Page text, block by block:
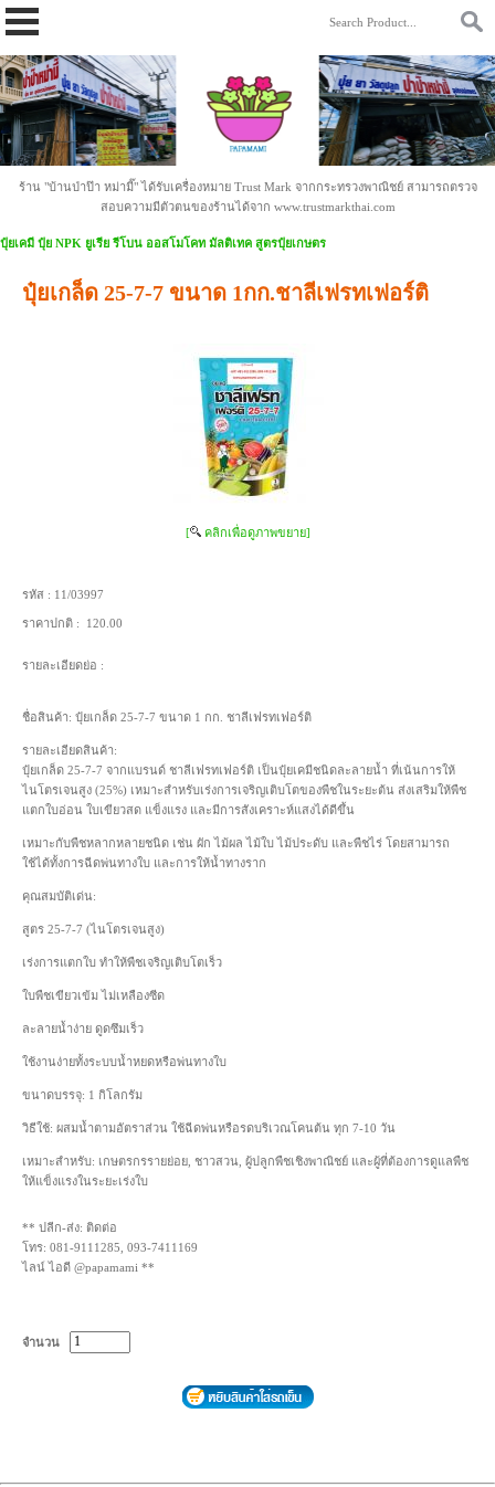
ร้าน "บ้านป่าป๊า หม่ามี๊" ได้รับเครื่องหมาย Trust Mark จากกระทรวงพาณิชย์ สามารถตรวจ
สอบความมีตัวตนของร้านได้จาก www.trustmarkthai.com
ปุ๋ยเคมี ปุ๋ย NPK ยูเรีย รีโบน ออสโมโคท มัลติเทค สูตรปุ๋ยเกษตร
ปุ๋ยเกล็ด 25-7-7 ขนาด 1กก.ชาลีเฟรทเฟอร์ติ
[ คลิกเพื่อดูภาพขยาย]
รหัส : 11/03997
ราคาปกติ : 120.00
รายละเอียดย่อ :
ชื่อสินค้า: ปุ๋ยเกล็ด 25-7-7 ขนาด 1 กก. ชาลีเฟรทเฟอร์ติ
รายละเอียดสินค้า:
ปุ๋ยเกล็ด 25-7-7 จากแบรนด์ ชาลีเฟรทเฟอร์ติ เป็นปุ๋ยเคมีชนิดละลายน้ำ ที่เน้นการให้
ไนโตรเจนสูง (25%) เหมาะสำหรับเร่งการเจริญเติบโตของพืชในระยะต้น ส่งเสริมให้พืช
แตกใบอ่อน ใบเขียวสด แข็งแรง และมีการสังเคราะห์แสงได้ดีขึ้น
เหมาะกับพืชหลากหลายชนิด เช่น ผัก ไม้ผล ไม้ใบ ไม้ประดับ และพืชไร่ โดยสามารถ
ใช้ได้ทั้งการฉีดพ่นทางใบ และการให้น้ำทางราก
คุณสมบัติเด่น:
สูตร 25-7-7 (ไนโตรเจนสูง)
เร่งการแตกใบ ทำให้พืชเจริญเติบโตเร็ว
ใบพืชเขียวเข้ม ไม่เหลืองซีด
ละลายน้ำง่าย ดูดซึมเร็ว
ใช้งานง่ายทั้งระบบน้ำหยดหรือพ่นทางใบ
ขนาดบรรจุ: 1 กิโลกรัม
วิธีใช้: ผสมน้ำตามอัตราส่วน ใช้ฉีดพ่นหรือรดบริเวณโคนต้น ทุก 7-10 วัน
เหมาะสำหรับ: เกษตรกรรายย่อย, ชาวสวน, ผู้ปลูกพืชเชิงพาณิชย์ และผู้ที่ต้องการดูแลพืช
ให้แข็งแรงในระยะเร่งใบ
** ปลีก-ส่ง: ติดต่อ
โทร: 081-9111285, 093-7411169
ไลน์ ไอดี @papamami **
จำนวน